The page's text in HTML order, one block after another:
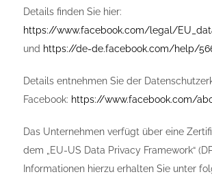
Details finden Sie hier:
https://www.facebook.com/legal/
und https://de-de.facebook.com/help/
Details entnehmen Sie der
Facebook: https://www.facebook.com/
Das Unternehmen verfügt über eine
dem „EU-US Data Privacy Framework“
Informationen hierzu erhalten Sie unter